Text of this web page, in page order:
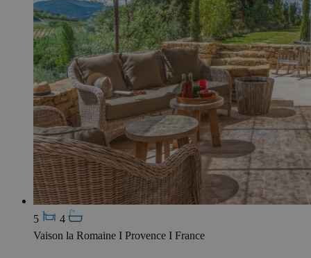
5
4
Vaison la Romaine I Provence I France